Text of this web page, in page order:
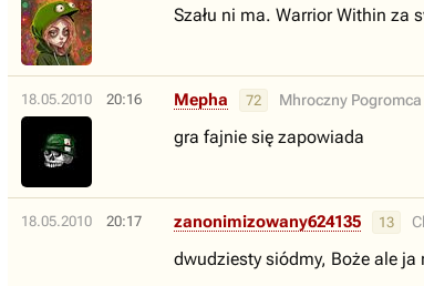
Szału ni ma. Warrior Within za
18.05.2010 20:16 Mepha 72 Mhroczny Pogromca
gra fajnie się zapowiada
18.05.2010 20:17 zanonimizowany624135 13
dwudziesty siódmy, Boże ale ja